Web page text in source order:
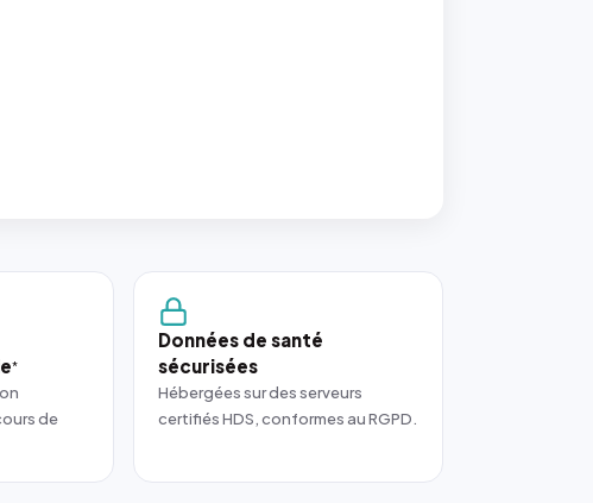
*
de
Données de santé
sécurisées
Hébergées sur des serveurs
certifiés HDS, conformes au RGPD.